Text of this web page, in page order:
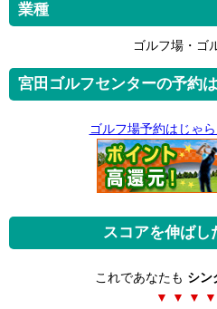
業種
ゴルフ場・ゴ
宮田ゴルフセンターの予約
ゴルフ場予約はじゃ
スコアを伸ばし
これであなたも シン
▼ ▼ ▼